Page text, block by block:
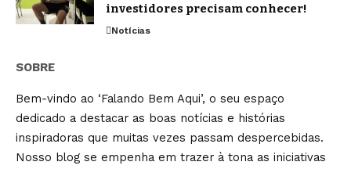
investidores precisam conhecer!
Notícias
SOBRE
Bem-vindo ao ‘Falando Bem Aqui’, o seu espaço
dedicado a destacar as boas notícias e histórias
inspiradoras que muitas vezes passam despercebidas.
Nosso blog se empenha em trazer à tona as iniciativas